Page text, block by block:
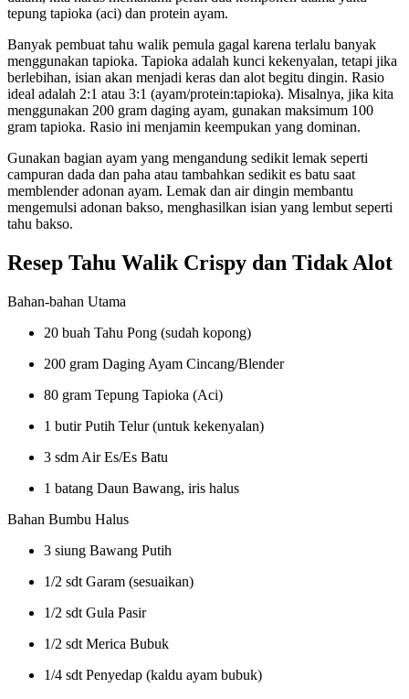
tepung tapioka (aci) dan protein ayam.
Banyak pembuat tahu walik pemula gagal karena terlalu banyak
menggunakan tapioka. Tapioka adalah kunci kekenyalan, tetapi jika
berlebihan, isian akan menjadi keras dan alot begitu dingin. Rasio
ideal adalah 2:1 atau 3:1 (ayam/protein:tapioka). Misalnya, jika kita
menggunakan 200 gram daging ayam, gunakan maksimum 100
gram tapioka. Rasio ini menjamin keempukan yang dominan.
Gunakan bagian ayam yang mengandung sedikit lemak seperti
campuran dada dan paha atau tambahkan sedikit es batu saat
memblender adonan ayam. Lemak dan air dingin membantu
mengemulsi adonan bakso, menghasilkan isian yang lembut seperti
tahu bakso.
Resep Tahu Walik Crispy dan Tidak Alot
Bahan-bahan Utama
20 buah Tahu Pong (sudah kopong)
200 gram Daging Ayam Cincang/Blender
80 gram Tepung Tapioka (Aci)
1 butir Putih Telur (untuk kekenyalan)
3 sdm Air Es/Es Batu
1 batang Daun Bawang, iris halus
Bahan Bumbu Halus
3 siung Bawang Putih
1/2 sdt Garam (sesuaikan)
1/2 sdt Gula Pasir
1/2 sdt Merica Bubuk
1/4 sdt Penyedap (kaldu ayam bubuk)